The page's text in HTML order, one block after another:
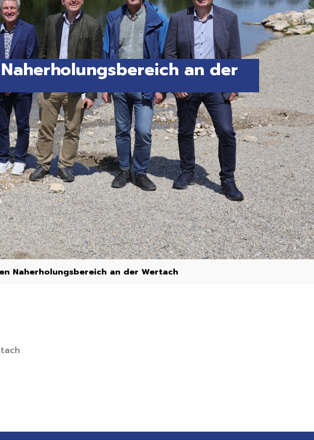
an der
Naherholungsbereich an der Wertach